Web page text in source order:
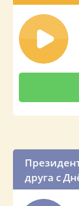
друга с